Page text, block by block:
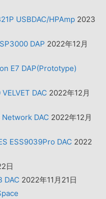
USBDAC/HPAmp 2023
DAP 2022年12月
E7 DAP(Prototype)
DAC 2022年12月
DAC 2022年12月
ESS9039Pro DAC 2022
日
DAC 2022年11月21日